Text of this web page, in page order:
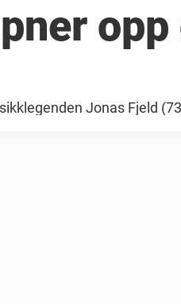
Jonas Fjeld